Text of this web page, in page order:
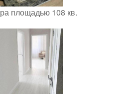
площадью 108 кв.